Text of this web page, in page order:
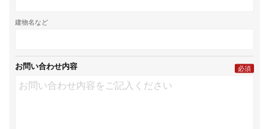
建物名など
お問い合わせ内容 必須